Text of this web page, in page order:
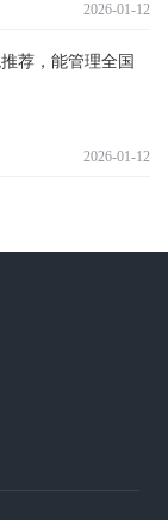
2026-01-12
荐，能管理全国
2026-01-12